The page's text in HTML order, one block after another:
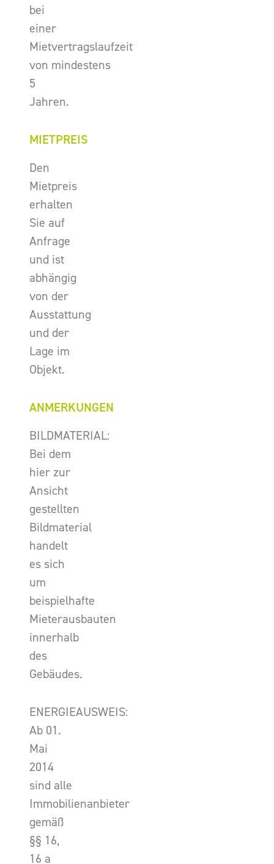
bei
einer
Mietvertragslaufzeit
von mindestens
5
Jahren.
MIETPREIS
Den
Mietpreis
erhalten
Sie auf
Anfrage
und ist
abhängig
von der
Ausstattung
und der
Lage im
Objekt.
ANMERKUNGEN
BILDMATERIAL:
Bei dem
hier zur
Ansicht
gestellten
Bildmaterial
handelt
es sich
um
beispielhafte
Mieterausbauten
innerhalb
des
Gebäudes.
ENERGIEAUSWEIS:
Ab 01.
Mai
2014
sind alle
Immobilienanbieter
gemäß
§§ 16,
16 a